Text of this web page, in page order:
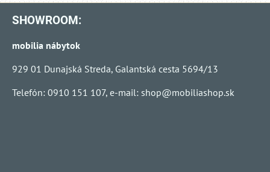
SHOWROOM:
mobilia nábytok
929 01 Dunajská Streda, Galantská cesta 5694/13
Telefón: 0910 151 107, e-mail: shop@mobiliashop.sk